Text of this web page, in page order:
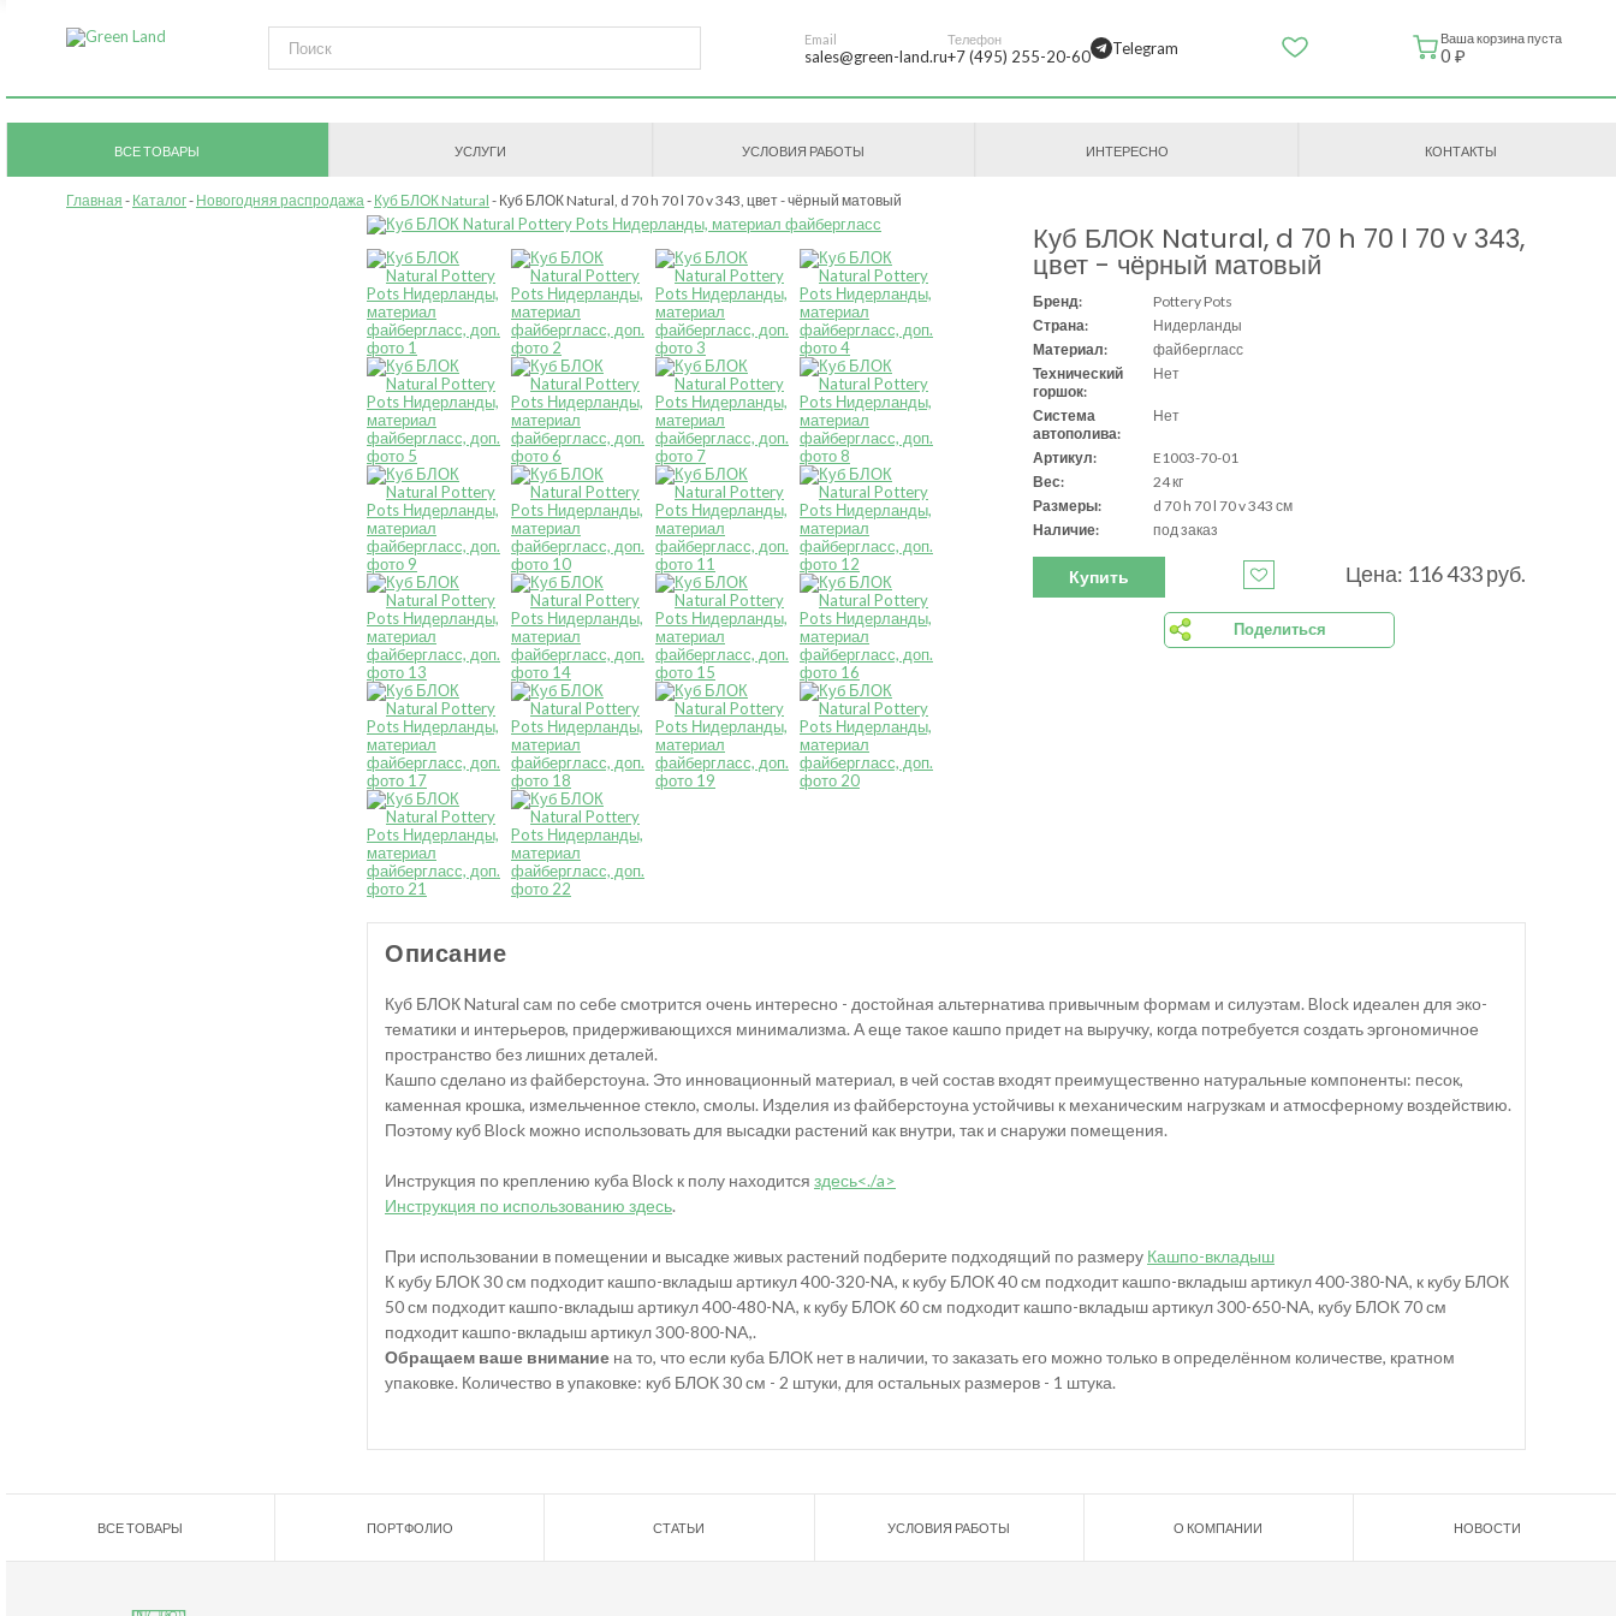
Email
sales@green-land.ru
Телефон
+7 (495) 255-20-60 Telegram Ваша корзина пуста
0 ₽
ВСЕ ТОВАРЫ УСЛУГИ УСЛОВИЯ РАБОТЫ ИНТЕРЕСНО КОНТАКТЫ
Главная Каталог Новогодняя распродажа Куб БЛОК Natural Куб БЛОК Natural, d 70 h 70 l 70 v 343, цвет - чёрный матовый
Куб БЛОК Natural, d 70 h 70 l 70 v 343,
цвет - чёрный матовый
Бренд:
Pottery Pots
Страна:
Нидерланды
Материал:
файбергласс
Технический
горшок:
Нет
Система
автополива:
Нет
Артикул:
E1003-70-01
Вес:
24 кг
Размеры:
d 70 h 70 l 70 v 343 см
Наличие:
под заказ
Купить Цена: 116 433 руб.
Поделиться
Описание
Куб БЛОК Natural сам по себе смотрится очень интересно - достойная альтернатива привычным формам и силуэтам. Block идеален для эко-
тематики и интерьеров, придерживающихся минимализма. А еще такое кашпо придет на выручку, когда потребуется создать эргономичное
пространство без лишних деталей.
Кашпо сделано из файберстоуна. Это инновационный материал, в чей состав входят преимущественно натуральные компоненты: песок,
каменная крошка, измельченное стекло, смолы. Изделия из файберстоуна устойчивы к механическим нагрузкам и атмосферному воздействию.
Поэтому куб Block можно использовать для высадки растений как внутри, так и снаружи помещения.
Инструкция по креплению куба Block к полу находится здесь<./a>
Инструкция по использованию здесь.
При использовании в помещении и высадке живых растений подберите подходящий по размеру Кашпо-вкладыш
К кубу БЛОК 30 см подходит кашпо-вкладыш артикул 400-320-NA, к кубу БЛОК 40 см подходит кашпо-вкладыш артикул 400-380-NA, к кубу БЛОК
50 см подходит кашпо-вкладыш артикул 400-480-NA, к кубу БЛОК 60 см подходит кашпо-вкладыш артикул 300-650-NA, кубу БЛОК 70 см
подходит кашпо-вкладыш артикул 300-800-NA,.
Обращаем ваше внимание на то, что если куба БЛОК нет в наличии, то заказать его можно только в определённом количестве, кратном
упаковке. Количество в упаковке: куб БЛОК 30 см - 2 штуки, для остальных размеров - 1 штука.
ВСЕ ТОВАРЫ ПОРТФОЛИО СТАТЬИ УСЛОВИЯ РАБОТЫ О КОМПАНИИ НОВОСТИ